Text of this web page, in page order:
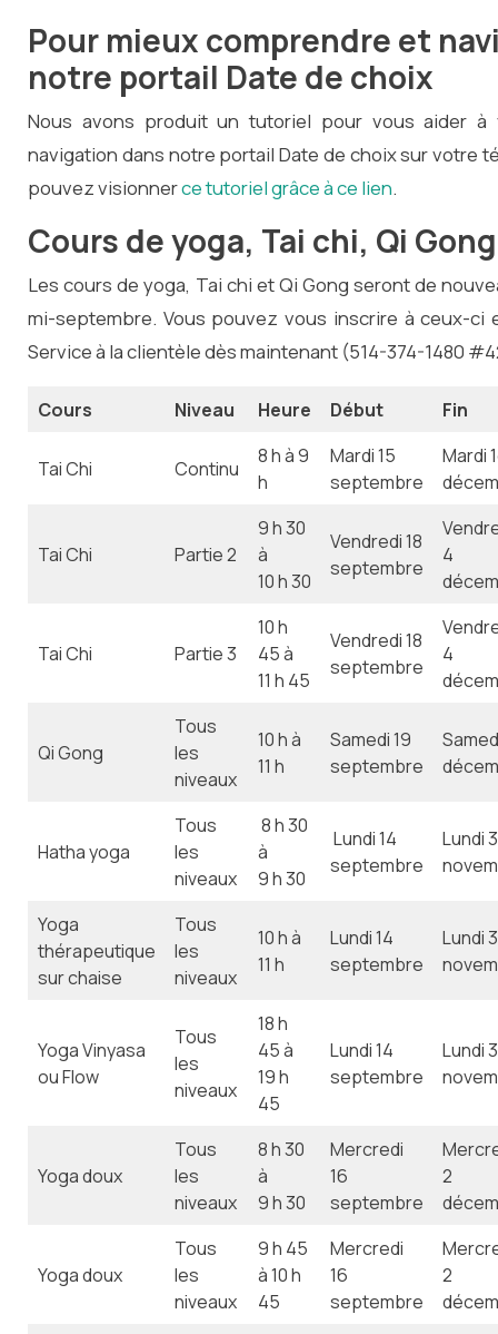
Pour mieux comprendre et
notre portail Date de choix
Nous avons produit un tutoriel pour vous aider à
navigation dans notre portail Date de choix sur votre
pouvez visionnerce tutoriel grâce à ce lien.
Cours de yoga, Tai chi, Qi Gong
Les cours de yoga, Tai chi et Qi Gong seront de
mi-septembre. Vous pouvez vous inscrire à ceux-ci
Service à la clientèle dès maintenant (514-374-1480
Cours Niveau Heure Début Fin
Tai Chi Continu
8 h à 9
h
Mardi 15
septembre
Mardi
Tai Chi Partie 2
9 h 30
à
10 h 30
Vendredi 18
septembre
4
Tai Chi Partie 3
10 h
45 à
11 h 45
Vendredi 18
septembre
4
Qi Gong
Tous
les
niveaux
10 h à
11 h
Samedi 19
septembre
Hatha yoga
Tous
les
niveaux
8 h 30
à
9 h 30
Lundi 14
septembre
Lundi
Yoga
thérapeutique
sur chaise
Tous
les
niveaux
10 h à
11 h
Lundi 14
septembre
Lundi
Yoga Vinyasa
ou Flow
Tous
les
niveaux
18 h
45 à
19 h
45
Lundi 14
septembre
Lundi
Yoga doux
Tous
les
niveaux
8 h 30
à
9 h 30
Mercredi
16
septembre
2
Yoga doux
Tous
les
niveaux
9 h 45
à 10 h
45
Mercredi
16
septembre
2